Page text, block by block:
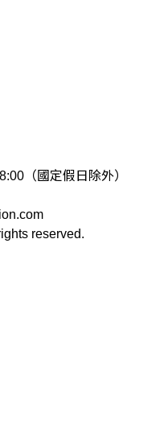
（國定假日除外）
reserved.